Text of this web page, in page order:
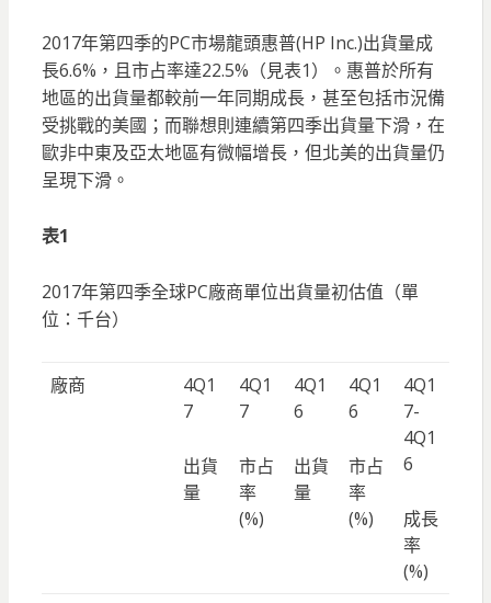
2017年第四季的PC市場龍頭惠普(HP Inc.)出貨量成
長6.6%，且市占率達22.5%（見表1）。惠普於所有
地區的出貨量都較前一年同期成長，甚至包括市況備
受挑戰的美國；而聯想則連續第四季出貨量下滑，在
歐非中東及亞太地區有微幅增長，但北美的出貨量仍
呈現下滑。
表1
2017年第四季全球PC廠商單位出貨量初估值（單
位：千台）
廠商
4Q1
7
出貨
量
4Q1
7
市占
率
(%)
4Q1
6
出貨
量
4Q1
6
市占
率
(%)
4Q1
7-
4Q1
6
成長
率
(%)